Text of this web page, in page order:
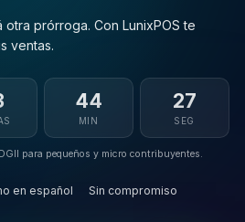
prórroga. Con LunixPOS te
ventas.
44
MIN
26
SEG
para pequeños y micro contribuyentes.
en español Sin compromiso